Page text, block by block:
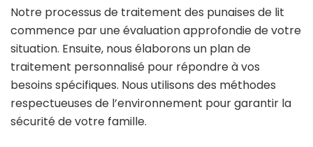
Notre processus de traitement des punaises de lit
commence par une évaluation approfondie de votre
situation. Ensuite, nous élaborons un plan de
traitement personnalisé pour répondre à vos
besoins spécifiques. Nous utilisons des méthodes
respectueuses de l’environnement pour garantir la
sécurité de votre famille.